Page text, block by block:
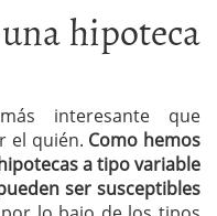
hipoteca
interesante que
el quién. Como hemos
a tipo variable
ser susceptibles